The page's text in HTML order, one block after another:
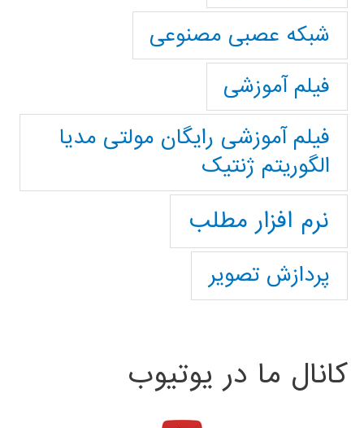
شبکه عصبی مصنوعی
فیلم آموزشی
فیلم آموزشی رایگان مولتی مدیا
الگوریتم ژنتیک
نرم افزار مطلب
پردازش تصویر
کانال ما در یوتیوب